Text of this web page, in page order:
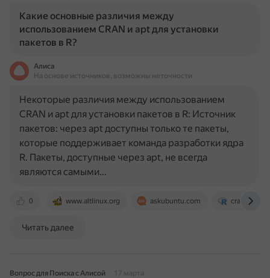
Какие основные различия между
использованием CRAN и apt для установки
пакетов в R?
Алиса
На основе источников, возможны неточности
0 www.altlinux.org askubuntu.com
Некоторые различия между использованием
CRAN и apt для установки пакетов в R: Источник
пакетов: через apt доступны только те пакеты,
которые поддерживает команда разработки ядра
R. Пакеты, доступные через apt, не всегда
являются самыми…
Читать далее
Вопрос для Поиска с Алисой
17 марта